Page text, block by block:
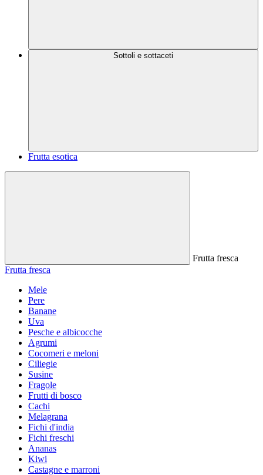
Sottoli e sottaceti
Frutta esotica
Frutta fresca
Frutta fresca
Mele
Pere
Banane
Uva
Pesche e albicocche
Agrumi
Cocomeri e meloni
Ciliegie
Susine
Fragole
Frutti di bosco
Cachi
Melagrana
Fichi d'india
Fichi freschi
Ananas
Kiwi
Castagne e marroni